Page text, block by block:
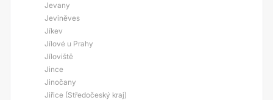
Jevany
Jeviněves
Jíkev
Jílové u Prahy
Jíloviště
Jince
Jinočany
Jiřice (Středočeský kraj)